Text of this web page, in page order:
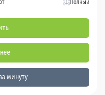
Полный
минуту